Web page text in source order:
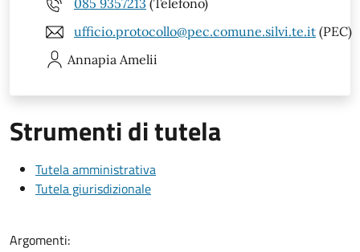
085 9357213 (Telefono)
ufficio.protocollo@pec.comune.silvi.te.it (PEC)
Annapia Amelii
Strumenti di tutela
Tutela amministrativa
Tutela giurisdizionale
Argomenti: